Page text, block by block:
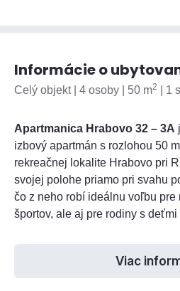
Informácie o
Celý objekt | 4 osoby | 50 m2 | 1
Apartmanica Hrabovo 32 – 3A
izbový apartmán s rozlohou 50
rekreačnej lokalite Hrabovo pri
svojej polohe priamo pri svahu
čo z neho robí ideálnu voľbu pre
športov, ale aj pre rodiny s
Viac